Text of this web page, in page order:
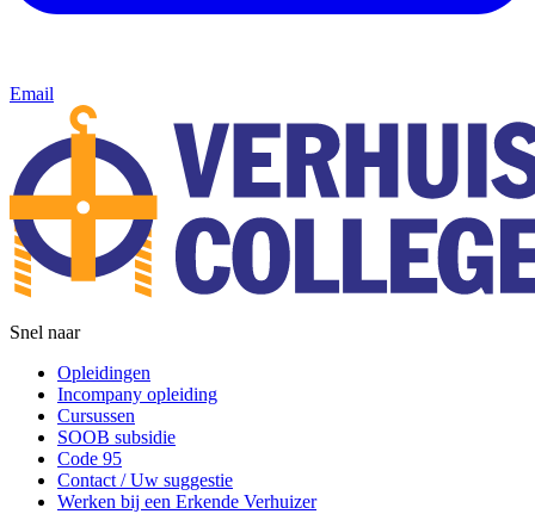
Email
Snel naar
Opleidingen
Incompany opleiding
Cursussen
SOOB subsidie
Code 95
Contact / Uw suggestie
Werken bij een Erkende Verhuizer